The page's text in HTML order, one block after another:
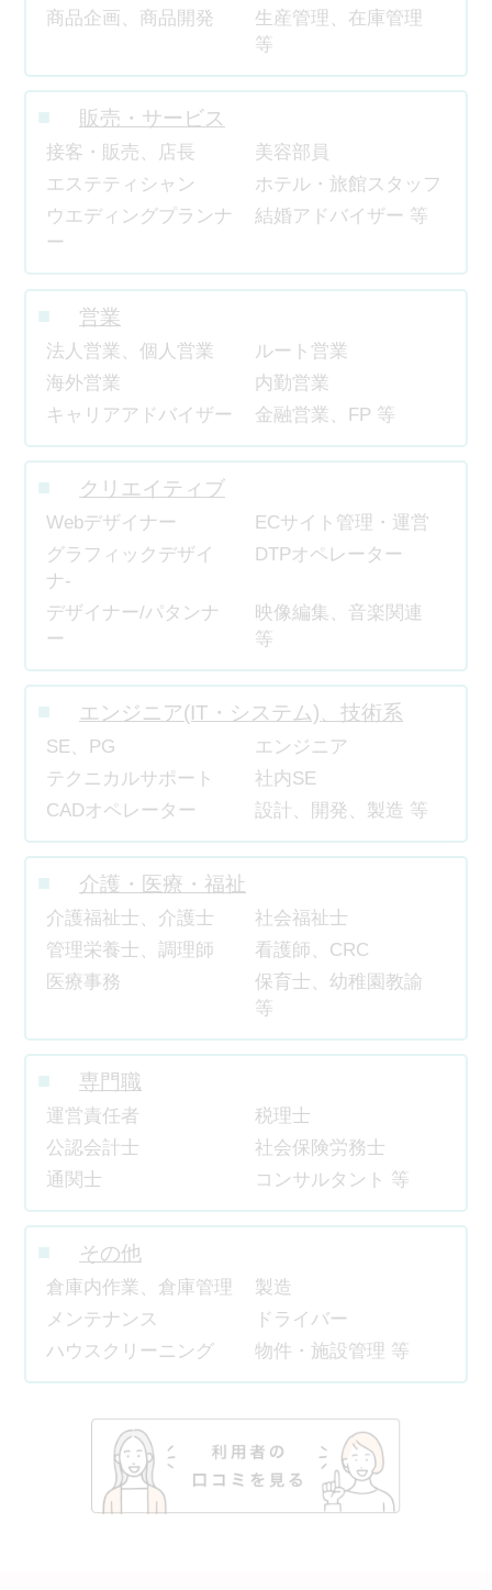
商品企画、商品開発
生産管理、在庫管理
等
販売・サービス
接客・販売、店長
美容部員
エステティシャン
ホテル・旅館スタッフ
ウエディングプランナ
ー
結婚アドバイザー 等
営業
法人営業、個人営業
ルート営業
海外営業
内勤営業
キャリアアドバイザー
金融営業、FP 等
クリエイティブ
Webデザイナー
ECサイト管理・運営
グラフィックデザイ
ナ-
DTPオペレーター
デザイナー/パタンナ
ー
映像編集、音楽関連
等
エンジニア(IT・システム)、技術系
SE、PG
エンジニア
テクニカルサポート
社内SE
CADオペレーター
設計、開発、製造 等
介護・医療・福祉
介護福祉士、介護士
社会福祉士
管理栄養士、調理師
看護師、CRC
医療事務
保育士、幼稚園教諭
等
専門職
運営責任者
税理士
公認会計士
社会保険労務士
通関士
コンサルタント 等
その他
倉庫内作業、倉庫管理
製造
メンテナンス
ドライバー
ハウスクリーニング
物件・施設管理 等